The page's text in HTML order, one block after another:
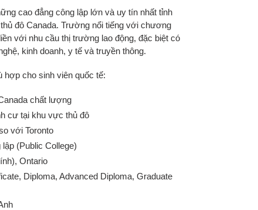
cao đẳng công lập lớn và uy tín nhất tỉnh
đô Canada. Trường nổi tiếng với chương
với nhu cầu thị trường lao động, đặc biệt có
kinh doanh, y tế và truyền thông.
hợp cho sinh viên quốc tế:
chất lượng
cư tại khu vực thủ đô
với Toronto
(Public College)
Ontario
Diploma, Advanced Diploma, Graduate